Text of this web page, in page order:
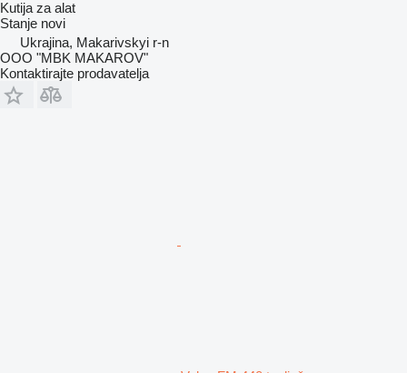
Kutija za alat
Stanje novi
Ukrajina, Makarivskyi r-n
OOO "MBK MAKAROV"
Kontaktirajte prodavatelja